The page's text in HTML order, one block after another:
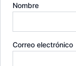
Nombre
Correo electrónico